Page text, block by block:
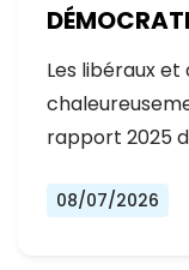
Les libéraux
rapport 2025
08/07/2026